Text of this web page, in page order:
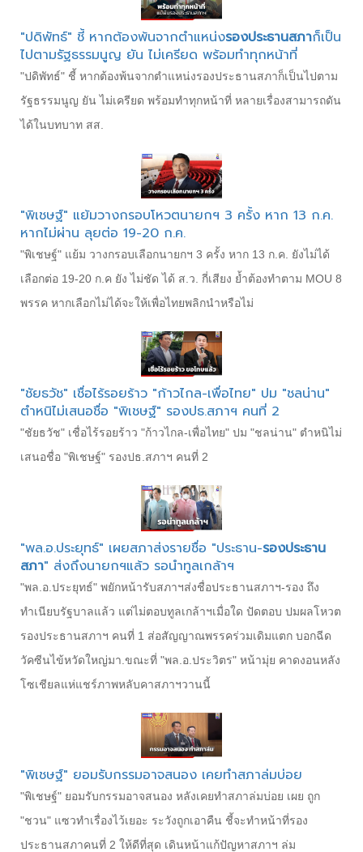
"ปดิพัทธ์" ชี้ หากต้องพ้นจากตำแหน่งรองประธานสภาก็เป็น
ไปตามรัฐธรรมนูญ ยัน ไม่เครียด พร้อมทำทุกหน้าที่
"ปดิพัทธ์" ชี้ หากต้องพ้นจากตำแหน่งรองประธานสภาก็เป็นไปตาม
รัฐธรรมนูญ ยัน ไม่เครียด พร้อมทำทุกหน้าที่ หลายเรื่องสามารถดัน
ได้ในบทบาท สส.
"พิเชษฐ์" แย้มวางกรอบโหวตนายกฯ 3 ครั้ง หาก 13 ก.ค.
หากไม่ผ่าน ลุยต่อ 19-20 ก.ค.
"พิเชษฐ์" แย้ม วางกรอบเลือกนายกฯ 3 ครั้ง หาก 13 ก.ค. ยังไม่ได้
เลือกต่อ 19-20 ก.ค ยัง ไม่ชัด ได้ ส.ว. กี่เสียง ย้ำต้องทำตาม MOU 8
พรรค หากเลือกไม่ได้จะให้เพื่อไทยพลิกนำหรือไม่
"ชัยธวัช" เชื่อไร้รอยร้าว "ก้าวไกล-เพื่อไทย" ปม "ชลน่าน"
ตำหนิไม่เสนอชื่อ "พิเชษฐ์" รองปธ.สภาฯ คนที่ 2
"ชัยธวัช" เชื่อไร้รอยร้าว "ก้าวไกล-เพื่อไทย" ปม "ชลน่าน" ตำหนิไม่
เสนอชื่อ "พิเชษฐ์" รองปธ.สภาฯ คนที่ 2
"พล.อ.ประยุทธ์" เผยสภาส่งรายชื่อ "ประธาน-รองประธาน
สภา" ส่งถึงนายกฯแล้ว รอนำทูลเกล้าฯ
"พล.อ.ประยุทธ์" พยักหน้ารับสภาฯส่งชื่อประธาน​สภาฯ​-รอง​ ถึง
ทำเนียบรัฐบาล​แล้ว​ แต่ไม่ตอบทูลเกล้าฯเมื่อใด ปัดตอบ​ ปมผลโหวต
รองประธาน​สภาฯ​ คนที่​ 1 ส่อสัญญาณพรรคร่วมเดิมแตก​ บอกฉีด
วัคซีนไข้หวัดใหญ่มา.ขณะที่ "พล.อ.ประวิตร" หน้ามุ่ย คาดงอนหลัง
โซเชียลแห่แชร์ภาพหลับคาสภาฯวานนี้
"พิเชษฐ์" ยอมรับกรรมอาจสนอง เคยทำสภาล่มบ่อย
"พิเชษฐ์" ยอมรับกรรมอาจสนอง หลังเคยทำสภาล่มบ่อย เผย ถูก
"ชวน" แซวทำเรื่องไว้เยอะ ระวังถูกเอาคืน ชี้จะทำหน้าที่รอง
ประธานสภาคนที่ 2 ให้ดีที่สุด เดินหน้าแก้ปัญหาสภาฯ ล่ม